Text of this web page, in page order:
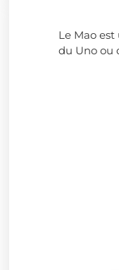
Le Mao
du Uno ou